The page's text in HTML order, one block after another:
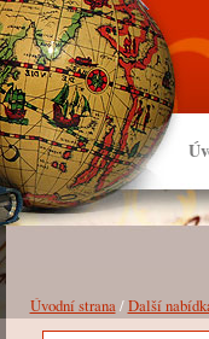
Úvodní strana/Další